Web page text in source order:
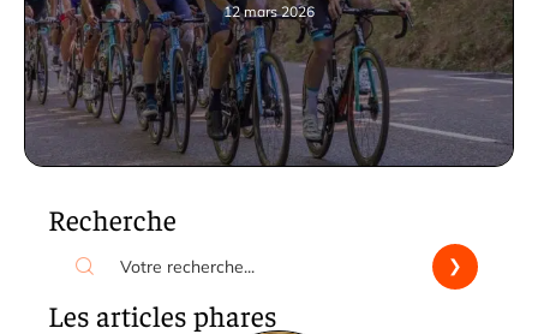
12 mars 2026
Recherche
Les articles phares